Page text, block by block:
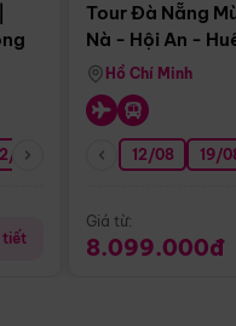
08 26/08 05/09 09/
tiết
Tour Đà Nẵng
Nà - Hội An -
Động Thiên
Hồ Chí Minh
12/08 19/
Giá từ:
8.099.000đ